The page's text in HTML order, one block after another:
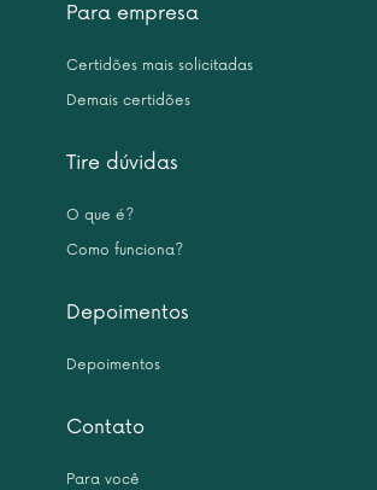
Para empresa
Certidões mais solicitadas
Demais certidões
Tire dúvidas
O que é?
Como funciona?
Depoimentos
Depoimentos
Contato
Para você